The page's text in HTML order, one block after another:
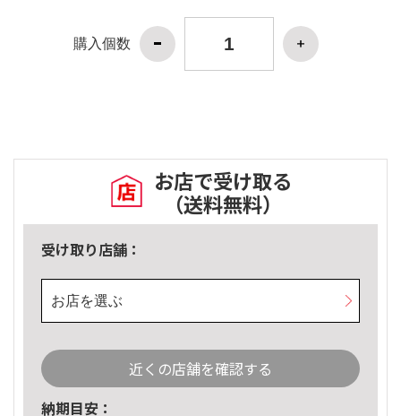
購入個数
お店で受け取る
（送料無料）
受け取り店舗：
お店を選ぶ
近くの店舗を確認する
納期目安：